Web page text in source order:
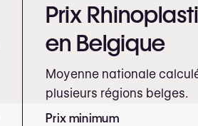
Prix
en Belgique
Moyenne nationale
plusieurs régions belges.
Prix minimum